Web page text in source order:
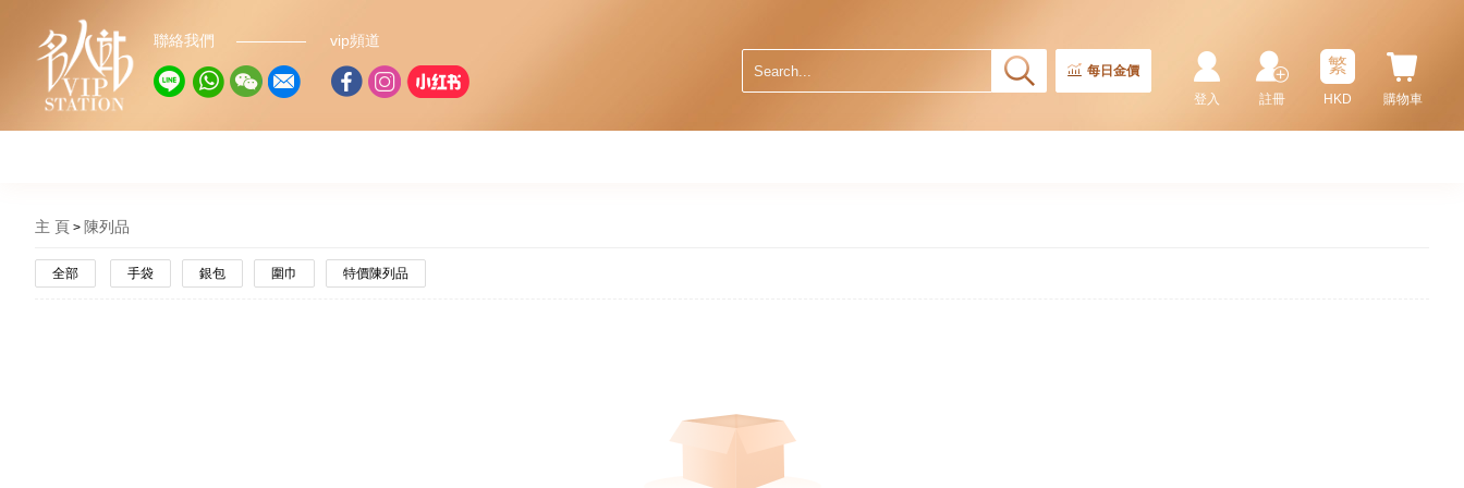
聯絡我們 vip頻道
每日金價
購物車
繁
HKD
註冊
登入
主 頁 陳列品
全部 手袋 銀包 圍巾 特價陳列品